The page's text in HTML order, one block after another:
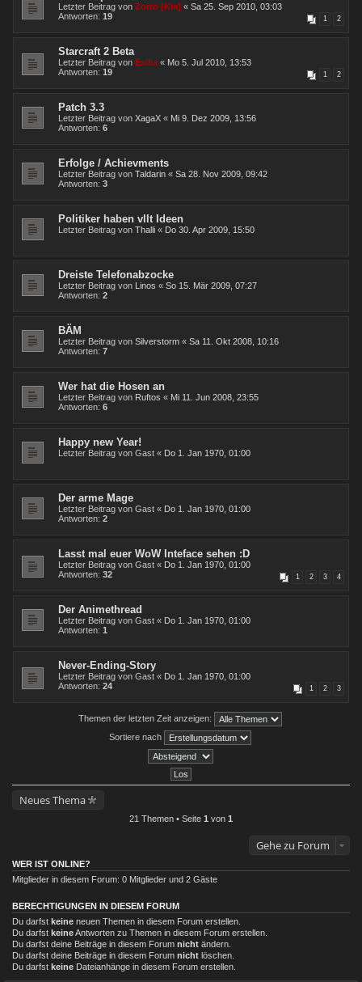
Letzter Beitrag von Zorro [Kia] « Sa 25. Sep 2010, 03:03
Antworten: 19 1 2
Starcraft 2 Beta
Letzter Beitrag von Exilia « Mo 5. Jul 2010, 13:53
Antworten: 19 1 2
Patch 3.3
Letzter Beitrag von XagaX « Mi 9. Dez 2009, 13:56
Antworten: 6
Erfolge / Achievments
Letzter Beitrag von Taldarin « Sa 28. Nov 2009, 09:42
Antworten: 3
Politiker haben vllt Ideen
Letzter Beitrag von Thalli « Do 30. Apr 2009, 15:50
Dreiste Telefonabzocke
Letzter Beitrag von Linos « So 15. Mär 2009, 07:27
Antworten: 2
BÄM
Letzter Beitrag von Silverstorm « Sa 11. Okt 2008, 10:16
Antworten: 7
Wer hat die Hosen an
Letzter Beitrag von Ruftos « Mi 11. Jun 2008, 23:55
Antworten: 6
Happy new Year!
Letzter Beitrag von Gast « Do 1. Jan 1970, 01:00
Der arme Mage
Letzter Beitrag von Gast « Do 1. Jan 1970, 01:00
Antworten: 2
Lasst mal euer WoW Inteface sehen :D
Letzter Beitrag von Gast « Do 1. Jan 1970, 01:00
Antworten: 32 1 2 3 4
Der Animethread
Letzter Beitrag von Gast « Do 1. Jan 1970, 01:00
Antworten: 1
Never-Ending-Story
Letzter Beitrag von Gast « Do 1. Jan 1970, 01:00
Antworten: 24 1 2 3
Themen der letzten Zeit anzeigen:
Sortiere nach
Neues Thema
21 Themen • Seite 1 von 1
Gehe zu Forum
WER IST ONLINE?
Mitglieder in diesem Forum: 0 Mitglieder und 2 Gäste
BERECHTIGUNGEN IN DIESEM FORUM
Du darfst keine neuen Themen in diesem Forum erstellen.
Du darfst keineAntworten zu Themen in diesem Forum erstellen.
Du darfst deine Beiträge in diesem Forum nicht ändern.
Du darfst deine Beiträge in diesem Forum nicht löschen.
Du darfst keine Dateianhänge in diesem Forum erstellen.